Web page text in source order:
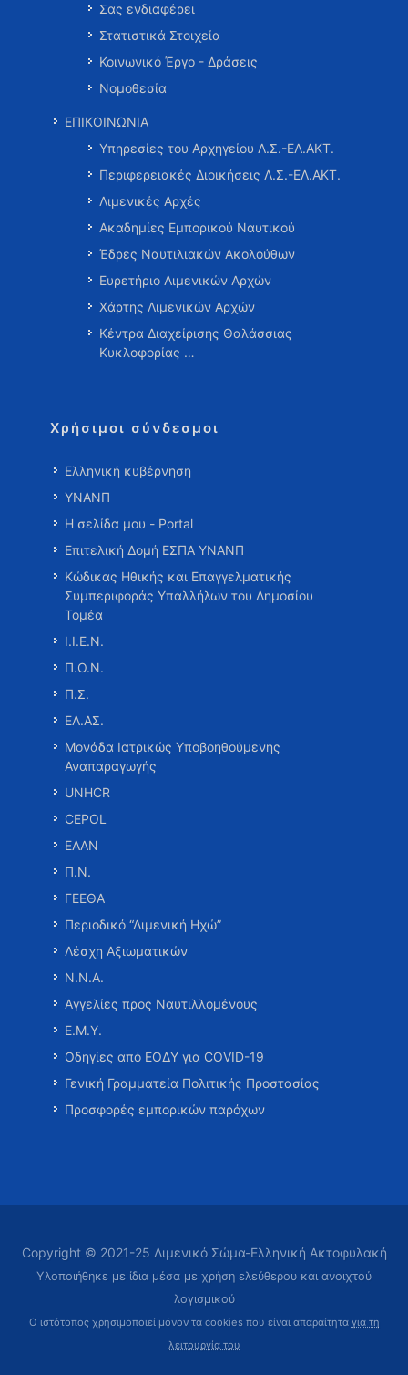
Σας ενδιαφέρει
Στατιστικά Στοιχεία
Κοινωνικό Έργο - Δράσεις
Νομοθεσία
ΕΠΙΚΟΙΝΩΝΙΑ
Υπηρεσίες του Αρχηγείου Λ.Σ.-ΕΛ.ΑΚΤ.
Περιφερειακές Διοικήσεις Λ.Σ.-ΕΛ.ΑΚΤ.
Λιμενικές Αρχές
Ακαδημίες Εμπορικού Ναυτικού
Έδρες Ναυτιλιακών Ακολούθων
Ευρετήριο Λιμενικών Αρχών
Χάρτης Λιμενικών Αρχών
Κέντρα Διαχείρισης Θαλάσσιας
Κυκλοφορίας …
Χρήσιμοι σύνδεσμοι
Ελληνική κυβέρνηση
ΥΝΑΝΠ
Η σελίδα μου - Portal
Επιτελική Δομή ΕΣΠΑ ΥΝΑΝΠ
Κώδικας Ηθικής και Επαγγελματικής
Συμπεριφοράς Υπαλλήλων του Δημοσίου
Τομέα
Ι.Ι.Ε.Ν.
Π.Ο.Ν.
Π.Σ.
ΕΛ.ΑΣ.
Μονάδα Ιατρικώς Υποβοηθούμενης
Αναπαραγωγής
UNHCR
CEPOL
ΕΑΑΝ
Π.Ν.
ΓΕΕΘΑ
Περιοδικό “Λιμενική Ηχώ”
Λέσχη Αξιωματικών
Ν.Ν.Α.
Αγγελίες προς Ναυτιλλομένους
Ε.Μ.Υ.
Οδηγίες από ΕΟΔΥ για COVID-19
Γενική Γραμματεία Πολιτικής Προστασίας
Προσφορές εμπορικών παρόχων
Copyright © 2021-25 Λιμενικό Σώμα-Ελληνική Ακτοφυλακή
Υλοποιήθηκε με ίδια μέσα με χρήση ελεύθερου και ανοιχτού
λογισμικού
Ο ιστότοπος χρησιμοποιεί μόνον τα cookies που είναι απαραίτητα για τη
λειτουργία του